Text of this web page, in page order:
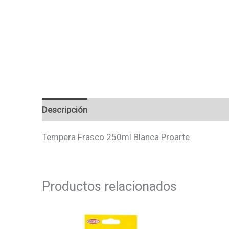
Descripción
Tempera Frasco 250ml Blanca Proarte
Productos relacionados